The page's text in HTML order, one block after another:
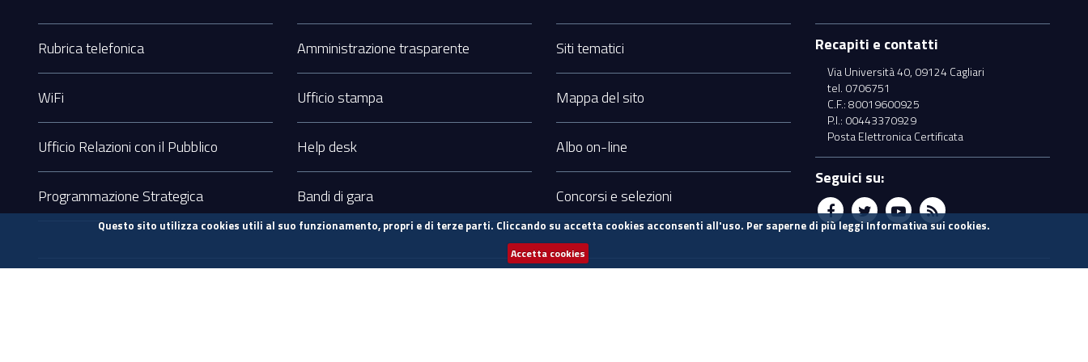
Questo sito utilizza cookies utili al suo funzionamento, propri e di terze parti. Cliccando su accetta cookies acconsenti all'uso. Per saperne di più leggiInformativa sui cookies.
Accetta cookies
Sezione
Footer
Rubrica telefonica
WiFi
Ufficio Relazioni con il Pubblico
Programmazione Strategica
Amministrazione trasparente
Ufficio stampa
Help desk
Bandi di gara
Siti tematici
Mappa del sito
Albo on-line
Concorsi e selezioni
Recapiti e contatti
Via Università 40, 09124 Cagliari
tel. 0706751
C.F.: 80019600925
P.I.: 00443370929
Posta Elettronica Certificata
Seguici su:
Sezione